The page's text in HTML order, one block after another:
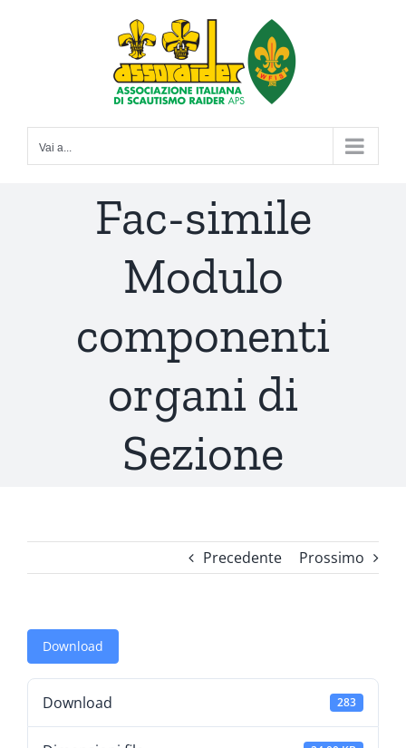
Vai a...
Fac-simile
Modulo
componenti
organi di
Sezione
Precedente Prossimo
Download
Download 283